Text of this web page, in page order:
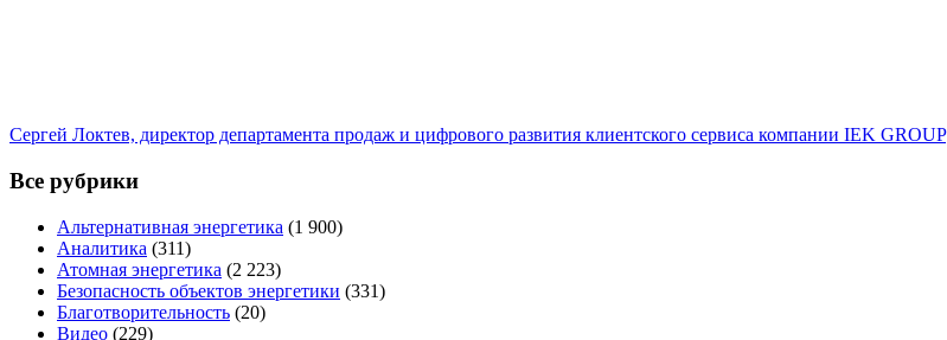
Сергей Локтев, директор департамента продаж и цифрового развития клиентского сервиса компании IEK GROUP
Все рубрики
Альтернативная энергетика (1 900)
Аналитика (311)
Атомная энергетика (2 223)
Безопасность объектов энергетики (331)
Благотворительность (20)
Видео (229)